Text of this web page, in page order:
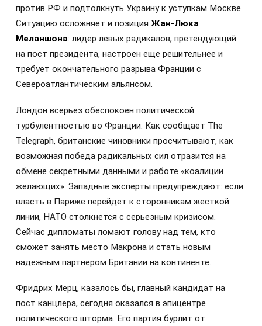
против РФ и подтолкнуть Украину к уступкам Москве.
Ситуацию осложняет и позиция Жан-Люка
Меланшона: лидер левых радикалов, претендующий
на пост президента, настроен еще решительнее и
требует окончательного разрыва Франции с
Североатлантическим альянсом.
Лондон всерьез обеспокоен политической
турбулентностью во Франции. Как сообщает The
Telegraph, британские чиновники просчитывают, как
возможная победа радикальных сил отразится на
обмене секретными данными и работе «коалиции
желающих». Западные эксперты предупреждают: если
власть в Париже перейдет к сторонникам жесткой
линии, НАТО столкнется с серьезным кризисом.
Сейчас дипломаты ломают голову над тем, кто
сможет занять место Макрона и стать новым
надежным партнером Британии на континенте.
Фридрих Мерц, казалось бы, главный кандидат на
пост канцлера, сегодня оказался в эпицентре
политического шторма. Его партия бурлит от